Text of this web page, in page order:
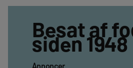
Besat af
siden 1948
Annoncer